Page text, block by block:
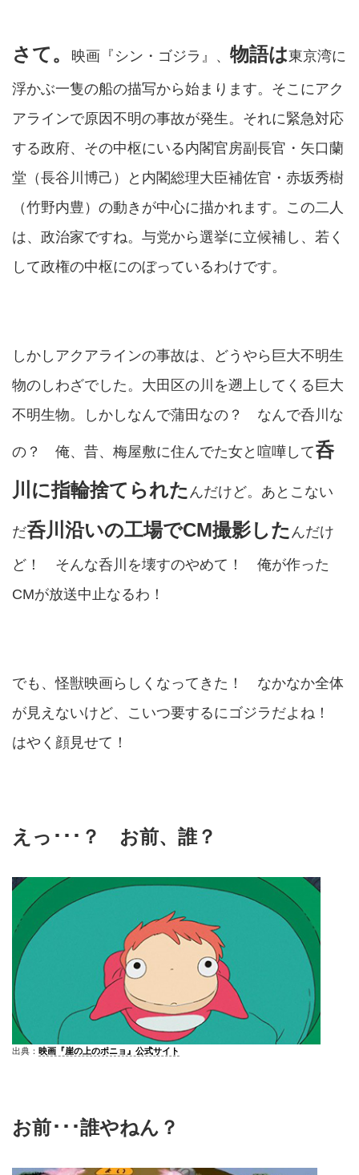
さて。 映画『シン・ゴジラ』、 物語は東京湾に
浮かぶ一隻の船の描写から始まります。そこにアク
アラインで原因不明の事故が発生。それに緊急対応
する政府、その中枢にいる内閣官房副長官・矢口蘭
堂（長谷川博己）と内閣総理大臣補佐官・赤坂秀樹
（竹野内豊）の動きが中心に描かれます。この二人
は、政治家ですね。与党から選挙に立候補し、若く
して政権の中枢にのぼっているわけです。
しかしアクアラインの事故は、どうやら巨大不明生
物のしわざでした。大田区の川を遡上してくる巨大
不明生物。しかしなんで蒲田なの？ なんで呑川な
の？ 俺、昔、梅屋敷に住んでた女と喧嘩して呑
川に指輪捨てられた んだけど。あとこない
だ呑川沿いの工場でCM撮影した んだけ
ど！ そんな呑川を壊すのやめて！ 俺が作った
CMが放送中止なるわ！
でも、怪獣映画らしくなってきた！ なかなか全体
が見えないけど、こいつ要するにゴジラだよね！
はやく顔見せて！
えっ･･･？ お前、誰？
出典： 映画『崖の上のポニョ』公式サイト
お前･･･誰やねん？